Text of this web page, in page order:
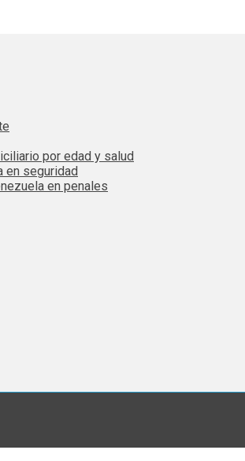
por edad y salud
en seguridad
en penales